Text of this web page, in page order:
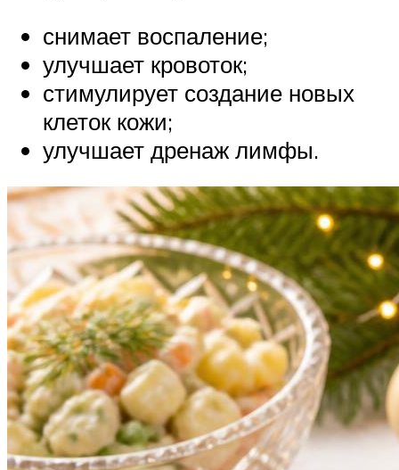
снимает воспаление;
улучшает кровоток;
стимулирует создание новых
клеток кожи;
улучшает дренаж лимфы.